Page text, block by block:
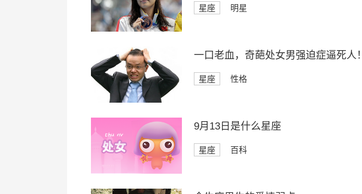
星座 明星
一口老血，奇葩处女男强迫症逼死人！
星座 性格
9月13日是什么星座
星座 百科